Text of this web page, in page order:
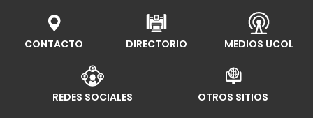
CONTACTO DIRECTORIO MEDIOS UCOL
REDES SOCIALES OTROS SITIOS